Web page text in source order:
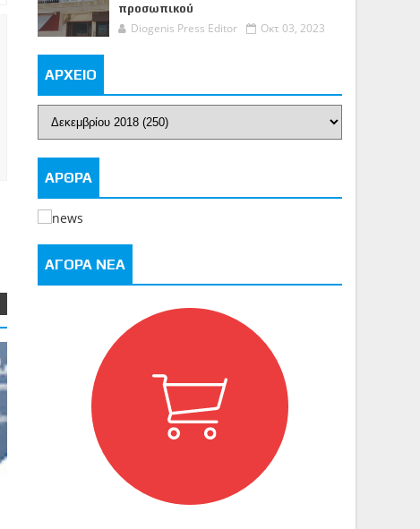
προσωπικού
Diogenis Press Editor Οκτ 03, 2023
ΑΡΧΕΙΟ
ΑΡΘΡΑ
ΑΓΟΡΑ ΝΕΑ